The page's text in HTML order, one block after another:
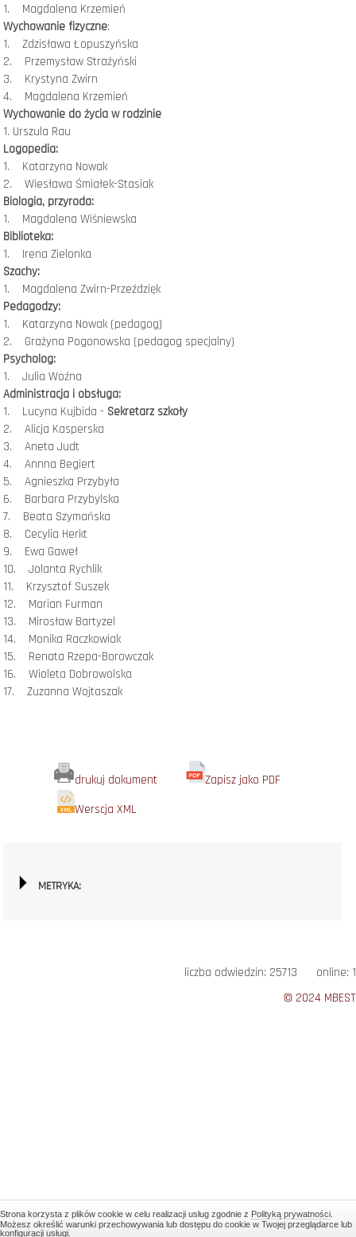
Strona korzysta z plików cookie w celu realizacji usług zgodnie z Polityką prywatności
Możesz określić warunki przechowywania lub dostępu do cookie w Twojej przeglądarce lub
konfiguracji usługi.
1. Magdalena Krzemień
Wychowanie fizyczne:
1. Zdzisława Łopuszyńska
2. Przemysław Strażyński
3. Krystyna Zwirn
4. Magdalena Krzemień
Wychowanie do życia w rodzinie
1. Urszula Rau
Logopedia:
1. Katarzyna Nowak
2. Wiesława Śmiałek-Stasiak
Biologia, przyroda:
1. Magdalena Wiśniewska
Biblioteka:
1. Irena Zielonka
Szachy:
1. Magdalena Zwirn-Przeździęk
Pedagodzy:
1. Katarzyna Nowak (pedagog)
2. Grażyna Pogonowska (pedagog specjalny)
Psycholog:
1. Julia Woźna
Administracja i obsługa:
1. Lucyna Kujbida - Sekretarz szkoły
2. Alicja Kasperska
3. Aneta Judt
4. Annna Begiert
5. Agnieszka Przybyła
6. Barbara Przybylska
7. Beata Szymańska
8. Cecylia Herkt
9. Ewa Gaweł
10. Jolanta Rychlik
11. Krzysztof Suszek
12. Marian Furman
13. Mirosław Bartyzel
14. Monika Raczkowiak
15. Renata Rzepa-Borowczak
16. Wioleta Dobrowolska
17. Zuzanna Wojtaszak
drukuj dokument
Zapisz jako PDF
Werscja XML
METRYKA:
liczba odwiedzin: 25713 online: 1
© 2024 MBEST